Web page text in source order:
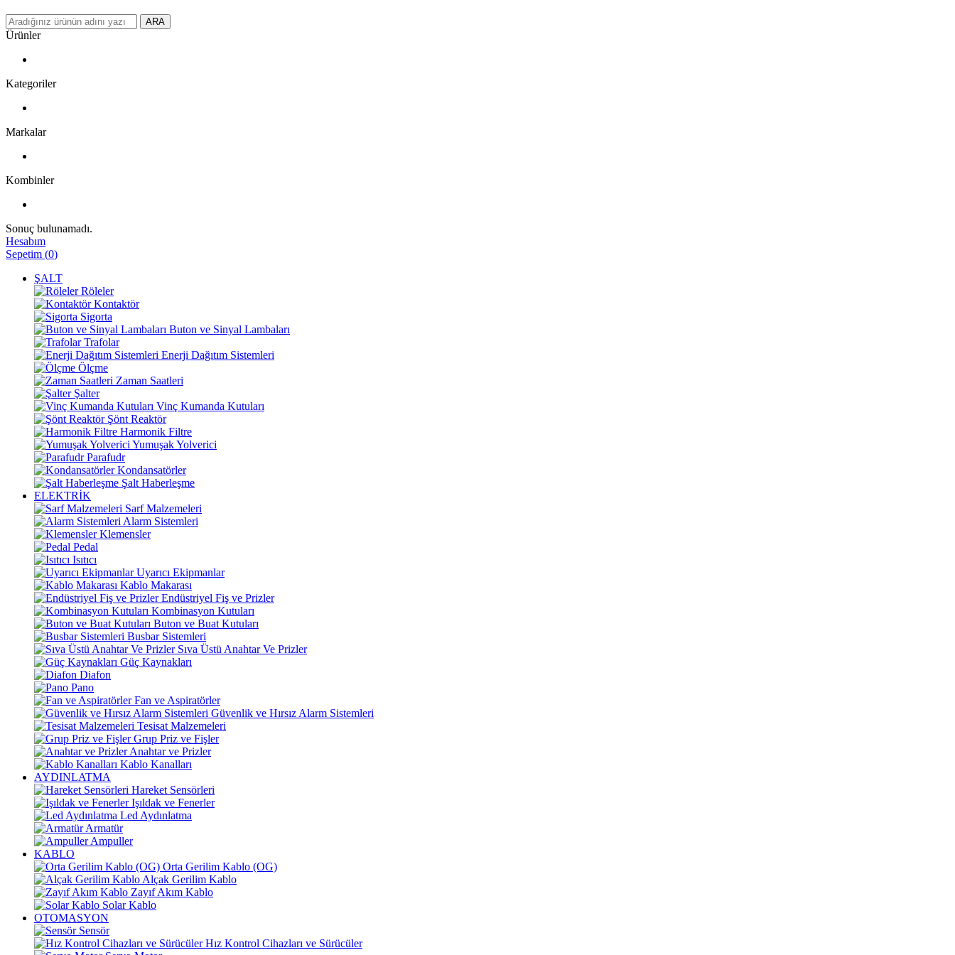
ARA
Ürünler
Kategoriler
Markalar
Kombinler
Sonuç bulunamadı.
Hesabım
Sepetim (0)
ŞALT
Röleler
Kontaktör
Sigorta
Buton ve Sinyal Lambaları
Trafolar
Enerji Dağıtım Sistemleri
Ölçme
Zaman Saatleri
Şalter
Vinç Kumanda Kutuları
Şönt Reaktör
Harmonik Filtre
Yumuşak Yolverici
Parafudr
Kondansatörler
Şalt Haberleşme
ELEKTRİK
Sarf Malzemeleri
Alarm Sistemleri
Klemensler
Pedal
Isıtıcı
Uyarıcı Ekipmanlar
Kablo Makarası
Endüstriyel Fiş ve Prizler
Kombinasyon Kutuları
Buton ve Buat Kutuları
Busbar Sistemleri
Sıva Üstü Anahtar Ve Prizler
Güç Kaynakları
Diafon
Pano
Fan ve Aspiratörler
Güvenlik ve Hırsız Alarm Sistemleri
Tesisat Malzemeleri
Grup Priz ve Fişler
Anahtar ve Prizler
Kablo Kanalları
AYDINLATMA
Hareket Sensörleri
Işıldak ve Fenerler
Led Aydınlatma
Armatür
Ampuller
KABLO
Orta Gerilim Kablo (OG)
Alçak Gerilim Kablo
Zayıf Akım Kablo
Solar Kablo
OTOMASYON
Sensör
Hız Kontrol Cihazları ve Sürücüler